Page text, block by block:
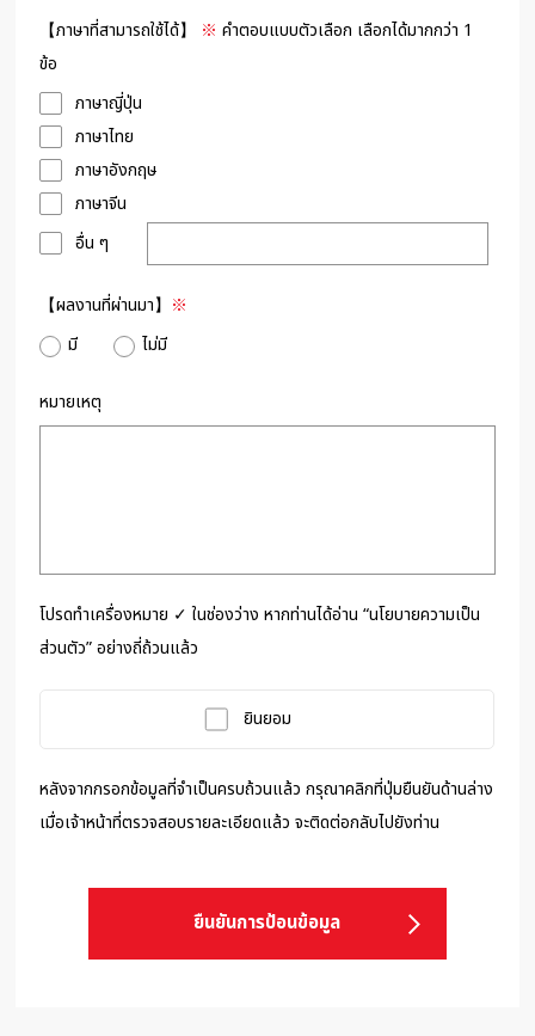
【ภาษาที่สามารถใช้ได้】 ※ คำตอบแบบตัวเลือก เลือกได้มากกว่า 1
ข้อ
ภาษาญี่ปุ่น
ภาษาไทย
ภาษาอังกฤษ
ภาษาจีน
อื่น ๆ
【ผลงานที่ผ่านมา】 ※
มี
ไม่มี
หมายเหตุ
โปรดทำเครื่องหมาย ✓ ในช่องว่าง หากท่านได้อ่าน “นโยบายความเป็น
ส่วนตัว” อย่างถี่ถ้วนแล้ว
ยินยอม
หลังจากกรอกข้อมูลที่จำเป็นครบถ้วนแล้ว กรุณาคลิกที่ปุ่มยืนยันด้านล่าง
เมื่อเจ้าหน้าที่ตรวจสอบรายละเอียดแล้ว จะติดต่อกลับไปยังท่าน
ยืนยันการป้อนข้อมูล